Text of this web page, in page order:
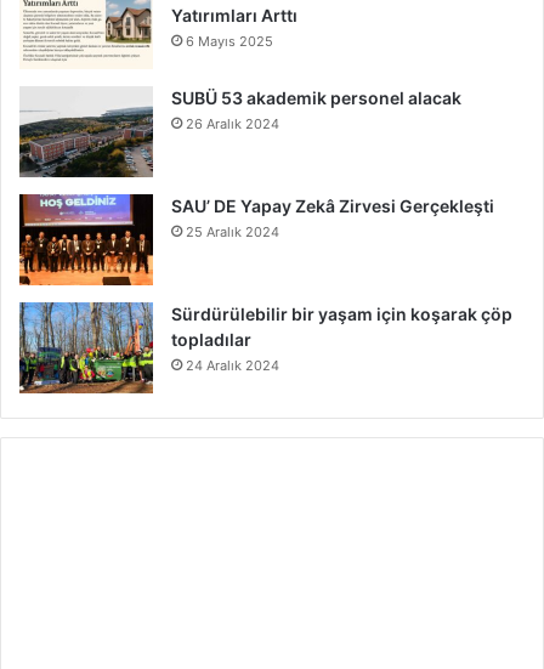
Yatırımları Arttı
6 Mayıs 2025
SUBÜ 53 akademik personel alacak
26 Aralık 2024
SAU’ DE Yapay Zekâ Zirvesi Gerçekleşti
25 Aralık 2024
Sürdürülebilir bir yaşam için koşarak çöp
topladılar
24 Aralık 2024